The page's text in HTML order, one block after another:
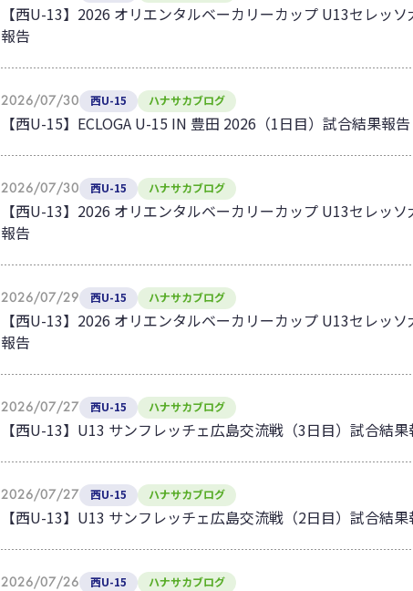
【西U-13】2026 オリエンタルベーカリーカップ U13セレッ
報告
2026/07/30 西U-15 ハナサカブログ
【西U-15】ECLOGA U-15 IN 豊田 2026（1日目）試合結果報告
2026/07/30 西U-15 ハナサカブログ
【西U-13】2026 オリエンタルベーカリーカップ U13セレッ
報告
2026/07/29 西U-15 ハナサカブログ
【西U-13】2026 オリエンタルベーカリーカップ U13セレッ
報告
2026/07/27 西U-15 ハナサカブログ
【西U-13】U13 サンフレッチェ広島交流戦（3日目）試合結
2026/07/27 西U-15 ハナサカブログ
【西U-13】U13 サンフレッチェ広島交流戦（2日目）試合結
2026/07/26 西U-15 ハナサカブログ